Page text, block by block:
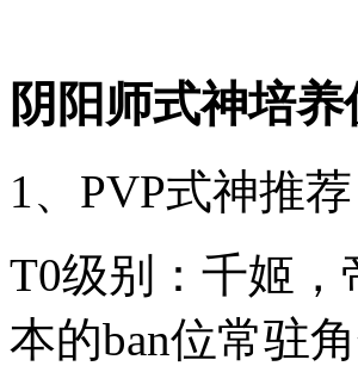
阴阳师式神培养
1、PVP式神推荐
T0级别：千姬
本的ban位常驻